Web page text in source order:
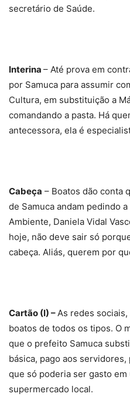
secretário de Saúde.
Interina – Até prova em
por Samuca para assumir
Cultura, em substituição a
comandando a pasta. Há
antecessora, ela é
Cabeça – Boatos dão conta
de Samuca andam pedindo
Ambiente, Daniela Vidal
hoje, não deve sair só
cabeça. Aliás, querem por
Cartão (I) –As redes
boatos de todos os tipos. O
que o prefeito Samuca
básica, pago aos
que só poderia ser gasto
supermercado local.